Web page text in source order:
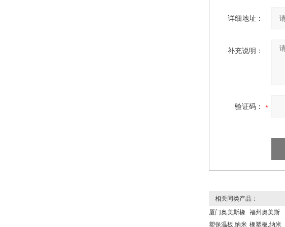
详细地址：
补充说明：
验证码：
相关同类产品：
厦门奥美斯橡
塑保温板,纳米
福州奥美斯
橡塑板,纳米